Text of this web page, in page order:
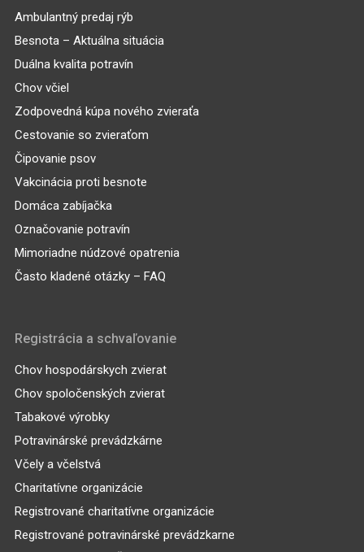
Ambulantný predaj rýb
Besnota – Aktuálna situácia
Duálna kvalita potravín
Chov včiel
Zodpovedná kúpa nového zvieraťa
Cestovanie so zvieraťom
Čipovanie psov
Vakcinácia proti besnote
Domáca zabíjačka
Označovanie potravín
Mimoriadne núdzové opatrenia
Často kladené otázky – FAQ
Registrácia a schvaľovanie
Chov hospodárskych zvierat
Chov spoločenských zvierat
Tabakové výrobky
Potravinárské prevádzkárne
Včely a včelstvá
Charitatívne organizácie
Registrované charitatívne organizácie
Registrované potravinárské prevádzkarne